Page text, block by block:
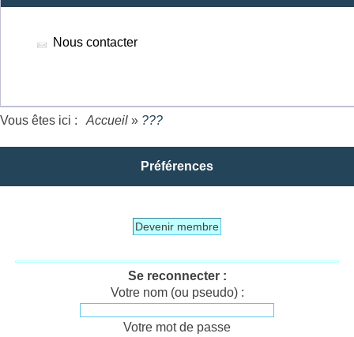
Nous contacter
Vous êtes ici : Accueil » ???
Préférences
Devenir membre
Se reconnecter :
Votre nom (ou pseudo) :
Votre mot de passe